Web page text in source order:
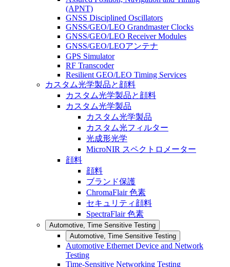
(APNT)
GNSS Disciplined Oscillators
GNSS/GEO/LEO Grandmaster Clocks
GNSS/GEO/LEO Receiver Modules
GNSS/GEO/LEOアンテナ
GPS Simulator
RF Transcoder
Resilient GEO/LEO Timing Services
カスタム光学製品と顔料
カスタム光学製品と顔料
カスタム光学製品
カスタム光学製品
カスタム光フィルター
光成形光学
MicroNIR スペクトロメーター
顔料
顔料
ブランド保護
ChromaFlair 色素
セキュリティ顔料
SpectraFlair 色素
Automotive, Time Sensitive Testing
Automotive, Time Sensitive Testing
Automotive Ethernet Device and Network
Testing
Time-Sensitive Networking Testing